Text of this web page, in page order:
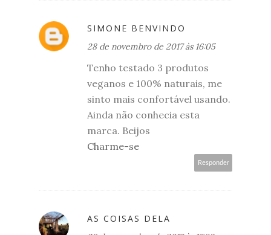
SIMONE BENVINDO
28 de novembro de 2017 às 16:05
Tenho testado 3 produtos
veganos e 100% naturais, me
sinto mais confortável usando.
Ainda não conhecia esta
marca. Beijos
Charme-se
Responder
AS COISAS DELA